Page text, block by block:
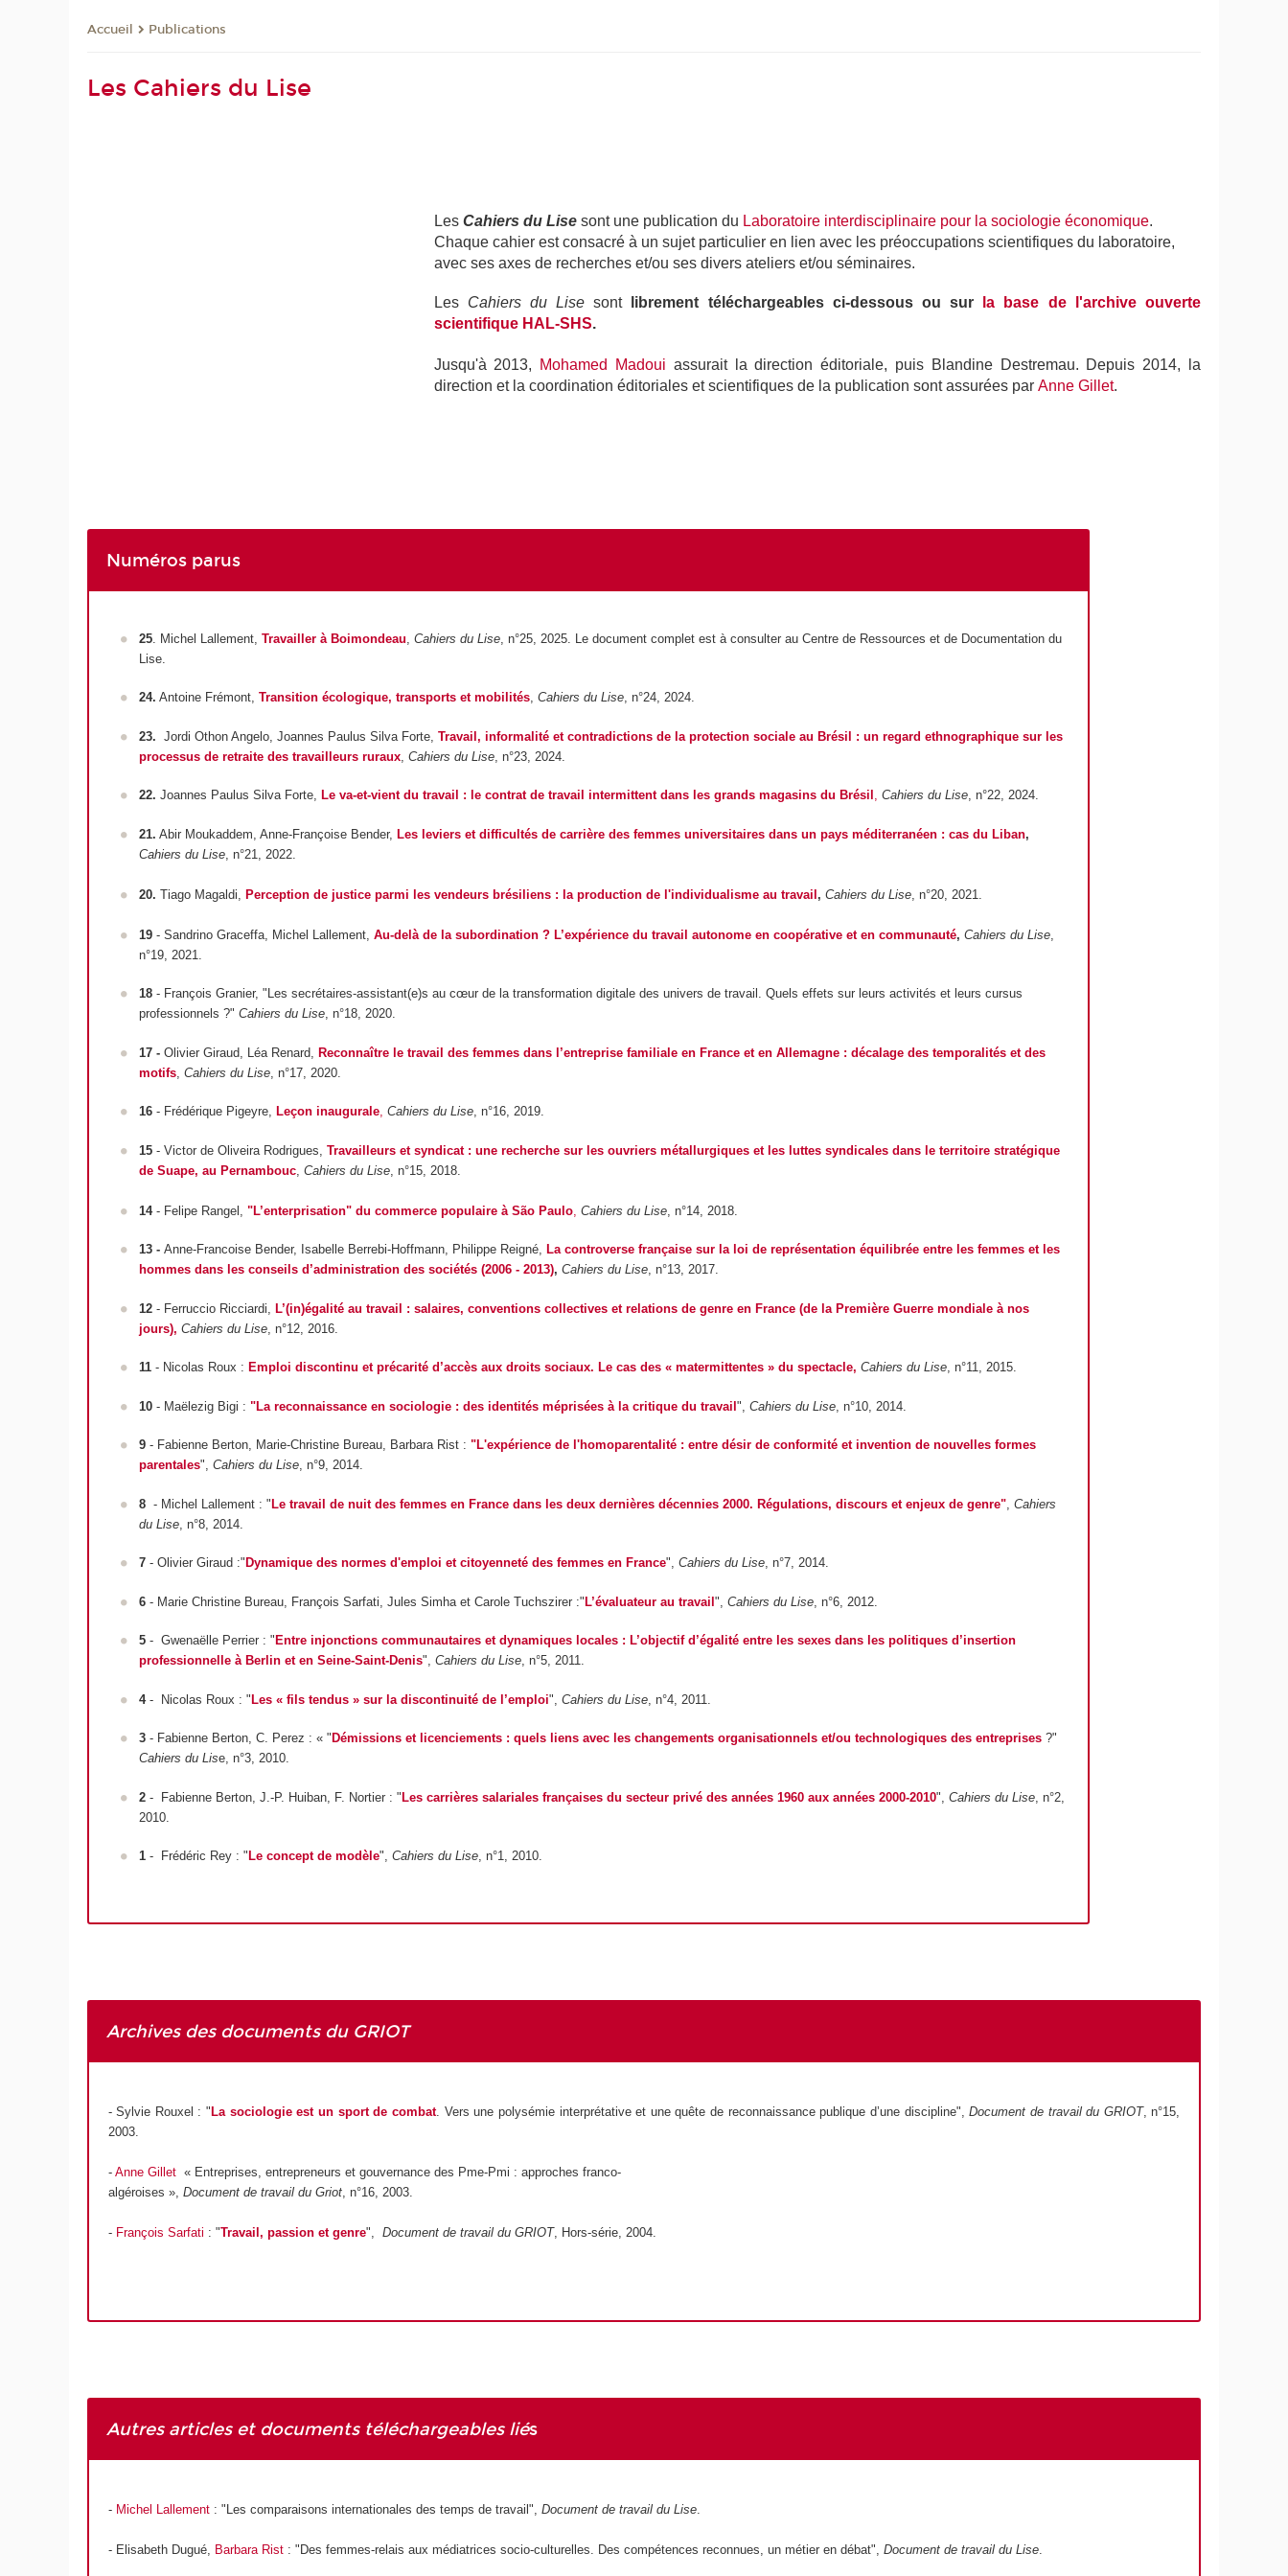
Accueil Publications
Les Cahiers du Lise
Les Cahiers du Lisesont une publication du Laboratoire interdisciplinaire pour la sociologie économique.
Chaque cahier est consacré à un sujet particulier en lien avec les préoccupations scientifiques du laboratoire,
avec ses axes de recherches et/ou ses divers ateliers et/ou séminaires.
Les Cahiers du Lise sontlibrement téléchargeables ci-dessous ou sur
la base de l'archive ouverte
scientifique HAL-SHS.
Jusqu'à 2013, Mohamed Madoui assurait la direction éditoriale, puis Blandine Destremau. Depuis 2014, la
direction et la coordination éditoriales et scientifiques de la publication sont assurées par Anne Gillet.
Numéros parus
25 . Michel Lallement,Travailler à Boimondeau ,Cahiers du Lise , n°25, 2025. Le document complet est à consulter au Centre de Ressources et de Documentation du
Lise.
24. Antoine Frémont,Transition écologique, transports et mobilités,Cahiers du Lise, n°24, 2024.
23. Jordi Othon Angelo, Joannes Paulus Silva Forte,Travail, informalité et contradictions de la protection sociale au Brésil : un regard ethnographique sur les
processus de retraite des travailleurs ruraux ,Cahiers du Lise , n°23, 2024.
22. Joannes Paulus Silva Forte, Le va-et-vient du travail : le contrat de travail intermittent dans les grands magasins du Brésil , Cahiers du Lise, n°22, 2024.
21. Abir Moukaddem, Anne-Françoise Bender,Les leviers et difficultés de carrière des femmes universitaires dans un pays méditerranéen : cas du Liban,
Cahiers du Lise , n°21, 2022.
20. Tiago Magaldi,Perception de justice parmi les vendeurs brésiliens : la production de l'individualisme au travail, Cahiers du Lise , n°20, 2021.
19 - Sandrino Graceffa, Michel Lallement,Au-delà de la subordination ? L’expérience du travail autonome en coopérative et en communauté,Cahiers du Lise
n°19, 2021.
18- François Granier, "Les secrétaires-assistant(e)s au cœur de la transformation digitale des univers de travail. Quels effets sur leurs activités et leurs cursus
professionnels ?"Cahiers du Lise, n°18, 2020.
17 -Olivier Giraud, Léa Renard,Reconnaître le travail des femmes dans l’entreprise familiale en France et en Allemagne : décalage des temporalités et des
motifs ,Cahiers du Lise , n°17, 2020.
16 - Frédérique Pigeyre, Leçon inaugurale, Cahiers du Lise, n°16, 2019.
15 -Victor de Oliveira Rodrigues,Travailleurs et syndicat : une recherche sur les ouvriers métallurgiques et les luttes syndicales dans le territoire stratégique
de Suape, au Pernambouc Cahiers du Lise , n°15, 2018.
14- Felipe Rangel, "L’enterprisation" du commerce populaire à São Paulo Cahiers du Lise , n°14, 2018.
13 -Anne-Francoise Bender, Isabelle Berrebi-Hoffmann, Philippe Reigné, La controverse française sur la loi de représentation équilibrée entre les femmes et les
hommes dans les conseils d’administration des sociétés (2006 - 2013), Cahiers du Lise, n°13, 2017.
12- Ferruccio Ricciardi,L’(in)égalité au travail : salaires, conventions collectives et relations de genre en France (de la Première Guerre mondiale à nos
jours), Cahiers du Lise , n°12, 2016.
11 - Nicolas Roux : Emploi discontinu et précarité d’accès aux droits sociaux. Le cas des « matermittentes » du spectacle,Cahiers du Lise, n°11, 2015.
10 - Maëlezig Bigi :"La reconnaissance en sociologie : des identités méprisées à la critique du travail",Cahiers du Lise , n°10, 2014.
9- Fabienne Berton, Marie-Christine Bureau, Barbara Rist :"L'expérience de l'homoparentalité : entre désir de conformité et invention de nouvelles formes
parentales",Cahiers du Lise, n°9, 2014.
8- Michel Lallement : "Le travail de nuit des femmes en France dans les deux dernières décennies 2000. Régulations, discours et enjeux de genre" ,Cahiers
du Lise , n°8, 2014.
7 - Olivier Giraud :" Dynamique des normes d'emploi et citoyenneté des femmes en France",Cahiers du Lise, n°7, 2014.
6 - Marie Christine Bureau, François Sarfati, Jules Simha et Carole Tuchszirer :"L’évaluateur au travail",Cahiers du Lise , n°6, 2012.
5 - Gwenaëlle Perrier : " Entre injonctions communautaires et dynamiques locales : L’objectif d’égalité entre les sexes dans les politiques d’insertion
professionnelle à Berlin et en Seine-Saint-Denis",Cahiers du Lise, n°5, 2011.
4- Nicolas Roux : "Les « fils tendus » sur la discontinuité de l’emploi",Cahiers du Lise , n°4, 2011.
3 - Fabienne Berton, C. Perez : « " Démissions et licenciements : quels liens avec les changements organisationnels et/ou technologiques des entreprises ?"
Cahiers du Lise, n°3, 2010.
2 - Fabienne Berton, J.-P. Huiban, F. Nortier : "Les carrières salariales françaises du secteur privé des années 1960 aux années 2000-2010",Cahiers du Lise , n°2,
2010.
1 - Frédéric Rey : " Le concept de modèle",Cahiers du Lise, n°1, 2010.
Archives des documents du GRIOT
- Sylvie Rouxel : "La sociologie est un sport de combat. Vers une polysémie interprétative et une quête de reconnaissance publique d’une discipline",Document de travail du GRIOT, n°15,
2003.
- Anne Gillet« Entreprises, entrepreneurs et gouvernance des Pme-Pmi : approches franco-
algéroises », Document de travail du Griot, n°16, 2003.
- François Sarfati : "Travail, passion et genre", Document de travail du GRIOT, Hors-série, 2004.
Autres articles et documents téléchargeables liés
- Michel Lallement: "Les comparaisons internationales des temps de travail", Document de travail du Lise.
- Elisabeth Dugué, Barbara Rist : "Des femmes-relais aux médiatrices socio-culturelles. Des compétences reconnues, un métier en débat", Document de travail du Lise.